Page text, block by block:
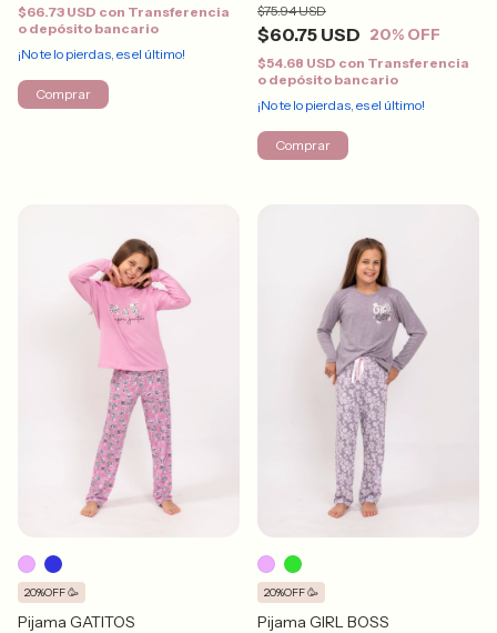
$66.73 USD con Transferencia
o depósito bancario
¡No te lo pierdas, es el último!
Comprar
$60.75 USD
$75.94 USD
20% OFF
$54.68 USD con Transferencia
o depósito bancario
¡No te lo pierdas, es el último!
Comprar
Pijama GATITOS
20%OFF 🥳
Pijama GIRL BOSS
20%OFF 🥳